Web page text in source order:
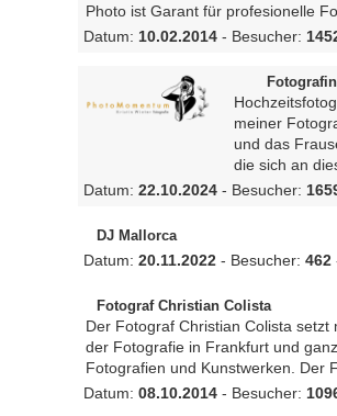
Photo ist Garant für profesionelle
Datum: 10.02.2014 - Besucher:
meiner
und das
die sich an
Datum: 22.10.2024 - Besucher:
DJ Mallorca
Datum: 20.11.2022 - Besucher: 462
Fotograf Christian Colista
Der Fotograf Christian Colista
der Fotografie in Frankfurt und
Fotografien und Kunstwerken. Der
Datum: 08.10.2014 - Besucher: